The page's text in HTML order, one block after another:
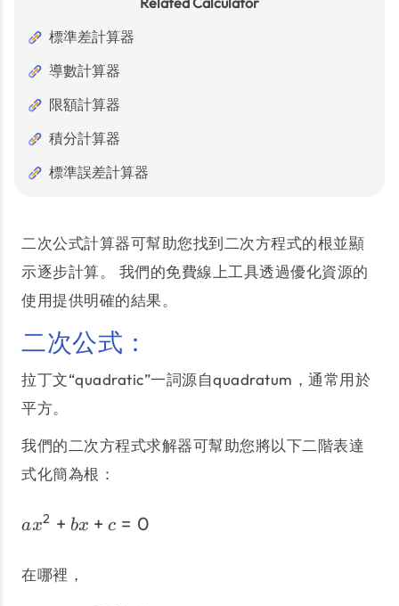
標準差計算器
導數計算器
限額計算器
積分計算器
標準誤差計算器
二次公式計算器可幫助您找到二次方程式的根並顯
示逐步計算。 我們的免費線上工具透過優化資源的
使用提供明確的結果。
二次公式：
拉丁文“quadratic”一詞源自quadratum，通常用於
平方。
我們的二次方程式求解器可幫助您將以下二階表達
式化簡為根：
ax2 + bx + c = 0
在哪裡，